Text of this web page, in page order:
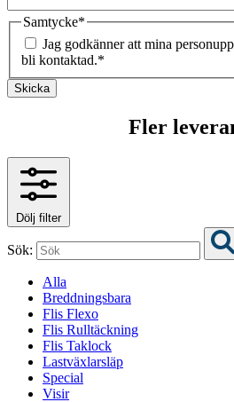
Samtycke*
Jag godkänner att mina
bli kontaktad.*
Skicka
Fler
Dölj filter
Sök:
Alla
Breddningsbara
Flis Flexo
Flis Rulltäckning
Flis Taklock
Lastväxlarsläp
Special
Visir